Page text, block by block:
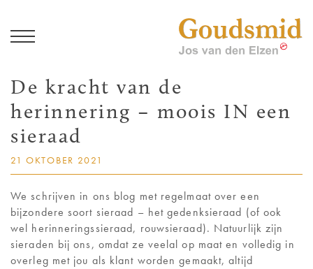
COLLECTIE
JOS VAN DEN ELZEN
GEDENKSIERADEN
TROUWRINGEN
MAXIMA
De kracht van de
herinnering – moois IN een
sieraad
21 OKTOBER 2021
We schrijven in ons blog met regelmaat over een
bijzondere soort sieraad – het gedenksieraad (of ook
wel herinneringssieraad, rouwsieraad). Natuurlijk zijn
sieraden bij ons, omdat ze veelal op maat en volledig in
overleg met jou als klant worden gemaakt, altijd